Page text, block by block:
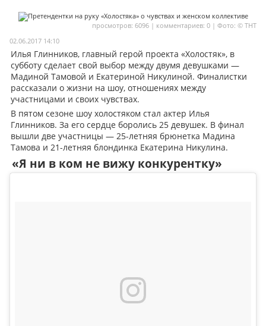
Мои материалы
Мои места
Моя личная афиша
Перечитать
просмотров: 6096 | комментариев: 0 | Фото: © ТНТ
02.06.2017 14:10
Илья Глинников, главный герой проекта «Холостяк», в
субботу сделает свой выбор между двумя девушками —
Мадиной Тамовой и Екатериной Никулиной. Финалистки
рассказали о жизни на шоу, отношениях между
участницами и своих чувствах.
В пятом сезоне шоу холостяком стал актер Илья
Глинников. За его сердце боролись 25 девушек. В финал
вышли две участницы — 25-летняя брюнетка Мадина
Тамова и 21-летняя блондинка Екатерина Никулина.
«Я ни в ком не вижу конкурентку»